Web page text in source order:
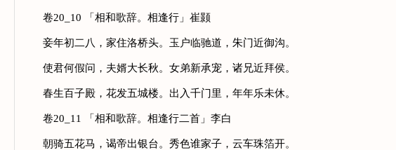
卷20_10 「相和歌辞。相逢行」崔颢
妾年初二八，家住洛桥头。玉户临驰道，朱门近御沟。
使君何假问，夫婿大长秋。女弟新承宠，诸兄近拜侯。
春生百子殿，花发五城楼。出入千门里，年年乐未休。
卷20_11 「相和歌辞。相逢行二首」李白
朝骑五花马，谒帝出银台。秀色谁家子，云车珠箔开。